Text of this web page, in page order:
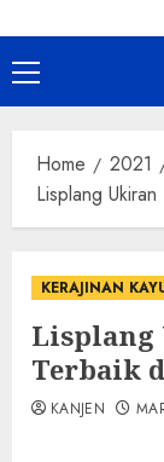
Home 2021
Lisplang
KERAJINAN
Lisplang
Terbaik
KANJEN